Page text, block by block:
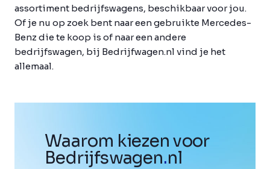
assortiment bedrijfswagens, beschikbaar voor jou.
Of je nu op zoek bent naar een gebruikte Mercedes-
Benz die te koop is of naar een andere
bedrijfswagen, bij Bedrijfwagen.nl vind je het
allemaal.
Waarom kiezen voor
Bedrijfswagen.nl